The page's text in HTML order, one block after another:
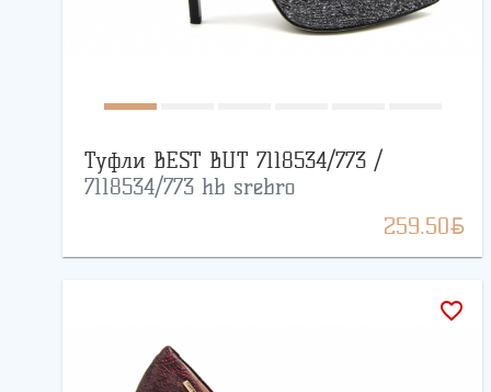
Туфли BEST BUT 7118534/773 /
7118534/773 hb srebro
259.50BYN
favorite_border